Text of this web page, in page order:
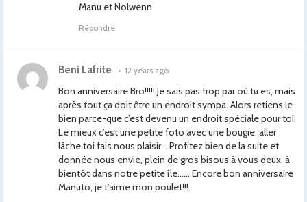
Manu et Nolwenn
Répondre
Beni Lafrite • 12 years ago
Bon anniversaire Bro!!!!! Je sais pas trop par où tu es, mais
après tout ça doit être un endroit sympa. Alors retiens le
bien parce-que c’est devenu un endroit spéciale pour toi.
Le mieux c’est une petite foto avec une bougie, aller
lâche toi fais nous plaisir… Profitez bien de la suite et
donnée nous envie, plein de gros bisous à vous deux, à
bientôt dans notre petite île…… Encore bon anniversaire
Manuto, je t’aime mon poulet!!!